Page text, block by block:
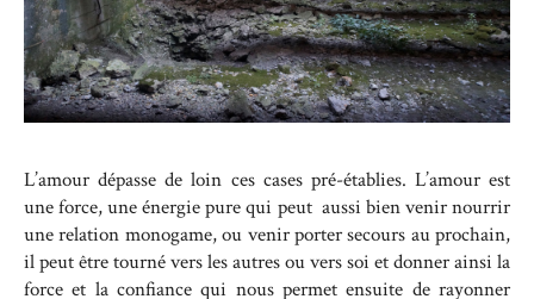
L’amour dépasse de loin ces cases pré-établies. L’amour est
une force, une énergie pure qui peut aussi bien venir nourrir
une relation monogame, ou venir porter secours au prochain,
il peut être tourné vers les autres ou vers soi et donner ainsi la
force et la confiance qui nous permet ensuite de rayonner